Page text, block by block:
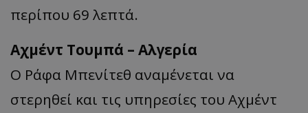
περίπου 69 λεπτά.
Αχμέντ Τουμπά – Αλγερία
Ο Ράφα Μπενίτεθ αναμένεται να
στερηθεί και τις υπηρεσίες του Αχμέντ